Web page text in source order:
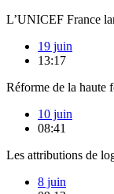
L’UNICEF France
19 juin
13:17
Réforme de la haute
10 juin
08:41
Les attributions de
8 juin